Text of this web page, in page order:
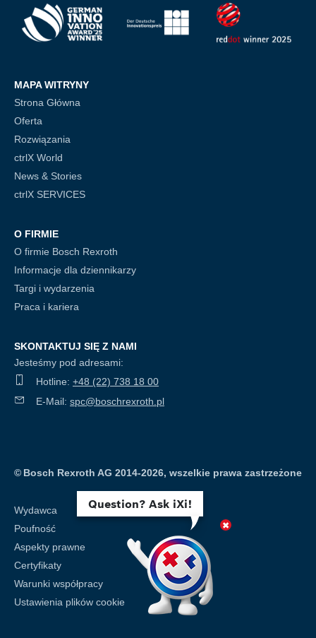
Question? Ask iXi!
MAPA WITRYNY
Strona Główna
Oferta
Rozwiązania
ctrlX World
News & Stories
ctrlX SERVICES
O FIRMIE
O firmie Bosch Rexroth
Informacje dla dziennikarzy
Targi i wydarzenia
Praca i kariera
SKONTAKTUJ SIĘ Z NAMI
Jesteśmy pod adresami:
Hotline: +48 (22) 738 18 00
E-Mail: spc@boschrexroth.pl
© Bosch Rexroth AG 2014-2026, wszelkie prawa zastrzeżone
Wydawca
Poufność
Aspekty prawne
Certyfikaty
Warunki współpracy
Ustawienia plików cookie